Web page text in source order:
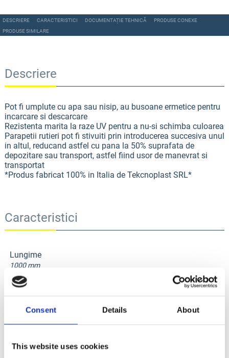
Consent Details About
This website uses cookies
DESCRIERE CARACTERISTICI DOCUMENTAȚIE TEHNICĂ
PRODUSE CONEXE
PRODUSE SIMILARE
Descriere
Pot fi umplute cu apa sau nisip, au busoane ermetice pentru
incarcare si descarcare
Rezistenta marita la raze UV pentru a nu-si schimba culoarea
Parapetii rutieri pot fi stivuiti prin introducerea succesiva unul
in altul, reducand astfel cu pana la 50% suprafata de
depozitare sau transport, astfel fiind usor de manevrat si
transportat
*Produs fabricat 100% in Italia de Tekcnoplast SRL*
Caracteristici
Lungime
1000 mm
Latime
Inaltime
700 mm
Polietilena .